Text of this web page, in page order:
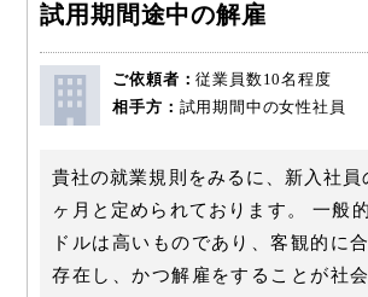
試用期間途中の解雇
ご依頼者：従業員数10名程度
相手方： 試用期間中の女性社員
貴社の就業規則をみるに、新入社員
ヶ月と定められております。 一般
ドルは高いものであり、客観的に
存在し、かつ解雇をすることが社